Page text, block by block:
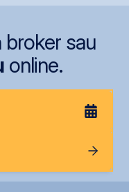
broker sau
online.